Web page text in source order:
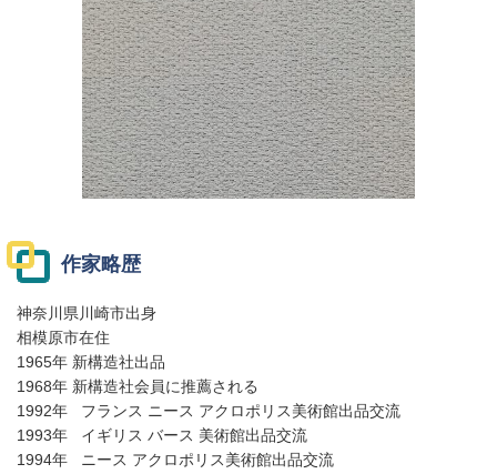
作家略歴
神奈川県川崎市出身
相模原市在住
1965年 新構造社出品
1968年 新構造社会員に推薦される
1992年 フランス ニース アクロポリス美術館出品交流
1993年 イギリス バース 美術館出品交流
1994年 ニース アクロポリス美術館出品交流